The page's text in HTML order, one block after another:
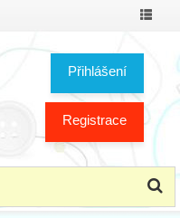
Přihlášení
Registrace